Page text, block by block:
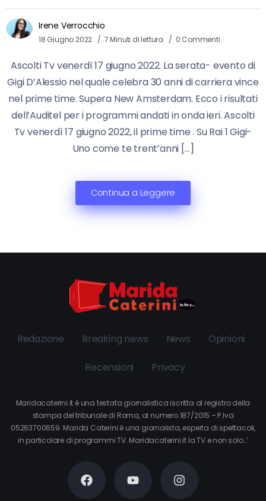
Irene Verrocchio
18 Giugno 2022 7 Minuti di lettura 0 Commenti
Ascolti Tv venerdì 17 giugno 2022. La serata- evento di
Gigi D’Alessio nel quale celebra 30 anni di carriera vince
nel prime time. Supera New Amsterdam. Ecco i risultati
dell’Auditel per i programmi andati in onda ieri. Ascolti
Tv venerdì 17 giugno 2022, il prime time . Su Rai 1 Gigi-
Uno come te trent’anni […]
Continua a Leggere
Redazione Breaking news News Opinioni
Recensioni Privacy
Maridacaterini.it è una testata giornalistica iscritta al registro della
stampa del tribunale di Roma, al numero 187/2015 – P.Iva
05263700659. Marida Caterini è una giornalista, esperta di spettacoli,
in particolare di programmi TV. Maridacaterini.it la TV e non solo…’